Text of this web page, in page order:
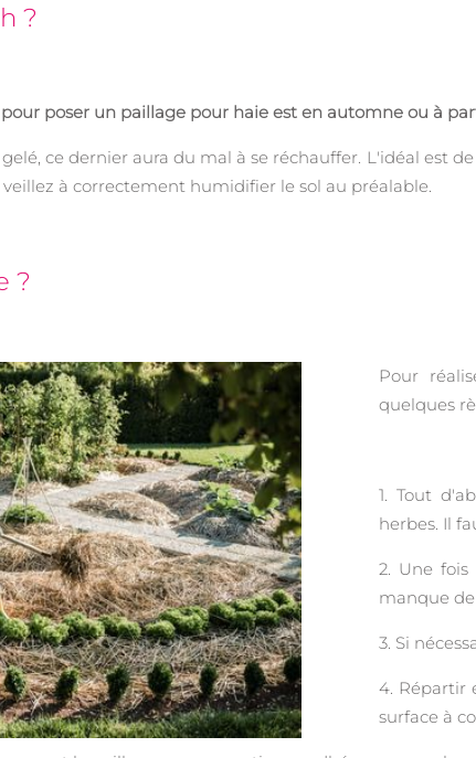
?
poser un paillage pour haie est en automne ou à
ce dernier aura du mal à se réchauffer. L'idéal est
veillez à correctement humidifier le sol au préalable.
?
Pour
quelques
1. Tout
herbes. Il
2. Une
manque
3. Si
4. Répartir
surface à